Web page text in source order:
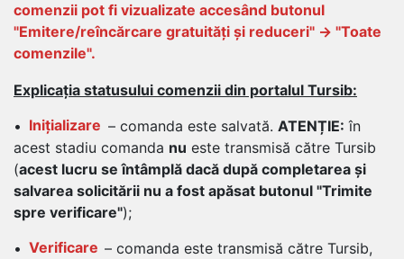
comenzii pot fi vizualizate accesând butonul
"Emitere/reîncărcare gratuități și reduceri" -> "Toate
comenzile".
Explicația statusului comenzii din portalul Tursib:
• Inițializare – comanda este salvată.ATENȚIE: în
acest stadiu comanda nu este transmisă către Tursib
(acest lucru se întâmplă dacă după completarea și
salvarea solicitării nu a fost apăsat butonul "Trimite
spre verificare");
• Verificare – comanda este transmisă către Tursib,